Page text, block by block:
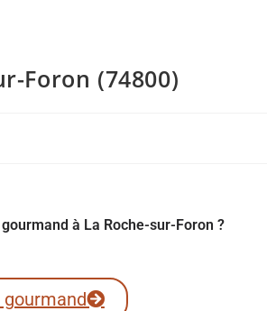
Foron (74800)
à La Roche-sur-Foron ?